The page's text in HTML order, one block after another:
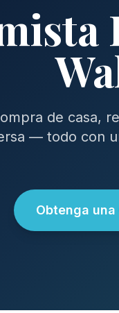
de casa,
— todo con
Obtenga